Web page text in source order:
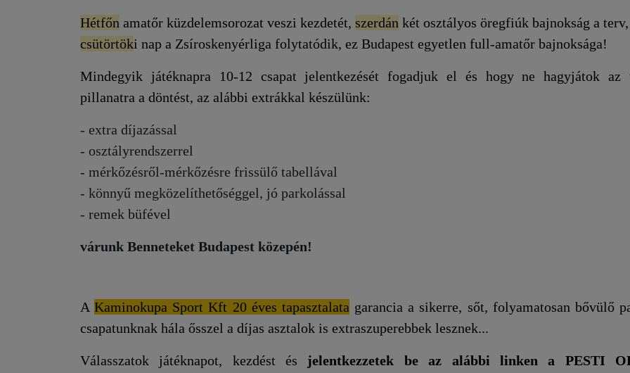
Hétfőn amatőr küzdelemsorozat veszi kezdetét, szerdán két osztályos öregfiúk bajnokság a
csütörtöki nap a Zsíroskenyérliga folytatódik, ez Budapest egyetlen full-amatőr bajnoksága!
Mindegyik játéknapra 10-12 csapat jelentkezését fogadjuk el és hogy ne hagyjátok az
pillanatra a döntést, az alábbi extrákkal készülünk:
- extra díjazással
- osztályrendszerrel
- mérkőzésről-mérkőzésre frissülő tabellával
- könnyű megközelíthetőséggel, jó parkolással
- remek büfével
várunk Benneteket Budapest közepén!
AKaminokupa Sport Kft 20 éves tapasztalata garancia a sikerre, sőt, folyamatosan bővülő
csapatunknak hála ősszel a díjas asztalok is extraszuperebbek lesznek...
Válasszatok játéknapot, kezdést és jelentkezzetek be az alábbi linken a PESTI